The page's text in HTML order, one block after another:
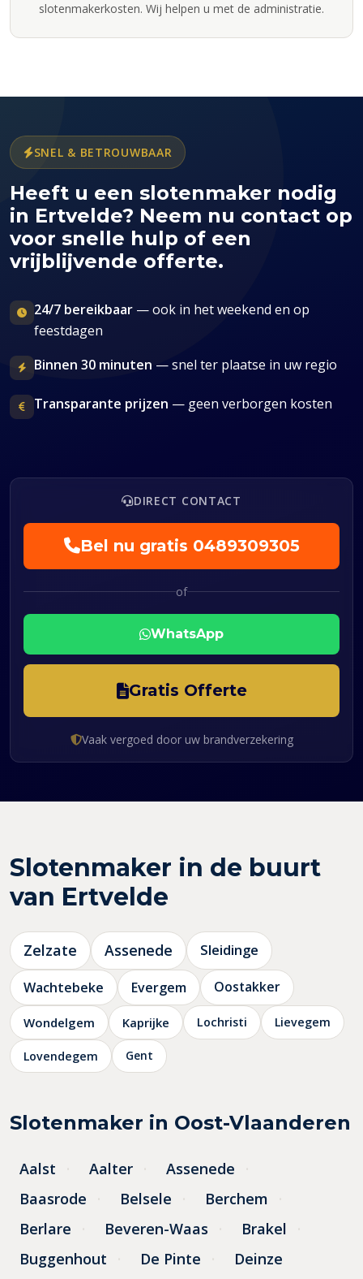
slotenmakerkosten. Wij helpen u met de administratie.
SNEL & BETROUWBAAR
Heeft u een slotenmaker nodig
in Ertvelde? Neem nu contact op
voor snelle hulp of een
vrijblijvende offerte.
24/7 bereikbaar — ook in het weekend en op
feestdagen
Binnen 30 minuten — snel ter plaatse in uw regio
Transparante prijzen — geen verborgen kosten
DIRECT CONTACT
Bel nu gratis 0489309305
of
WhatsApp
Gratis Offerte
Vaak vergoed door uw brandverzekering
Slotenmaker in de buurt
van Ertvelde
Zelzate Assenede Sleidinge
Wachtebeke Evergem Oostakker
Wondelgem Kaprijke Lochristi Lievegem
Lovendegem Gent
Slotenmaker in Oost-Vlaanderen
Aalst Aalter
Assenede
Baasrode
Belsele
Berchem
Berlare
Beveren-Waas
Brakel
Buggenhout
De Pinte Deinze